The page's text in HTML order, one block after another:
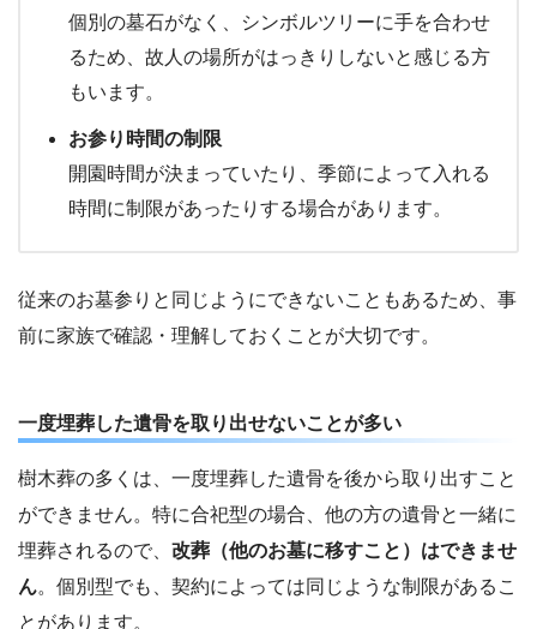
個別の墓石がなく、シンボルツリーに手を合わせ
るため、故人の場所がはっきりしないと感じる方
もいます。
お参り時間の制限
開園時間が決まっていたり、季節によって入れる
時間に制限があったりする場合があります。
従来のお墓参りと同じようにできないこともあるため、事
前に家族で確認・理解しておくことが大切です。
一度埋葬した遺骨を取り出せないことが多い
樹木葬の多くは、一度埋葬した遺骨を後から取り出すこと
ができません。特に合祀型の場合、他の方の遺骨と一緒に
埋葬されるので、 改葬（他のお墓に移すこと）はできませ
ん。個別型でも、契約によっては同じような制限があるこ
とがあります。